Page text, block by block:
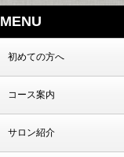
MENU
初めての方へ
コース案内
サロン紹介